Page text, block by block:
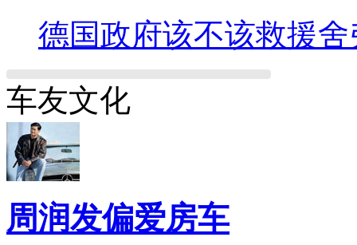
德国政府该不该救援舍
车友文化
周润发偏爱房车